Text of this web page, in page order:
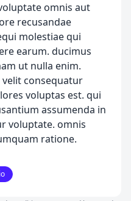
omnis aut
recusandae
molestiae qui
earum. ducimus
ut nulla enim.
consequatur
voluptas est. qui
assumenda in
voluptate. omnis
ratione.